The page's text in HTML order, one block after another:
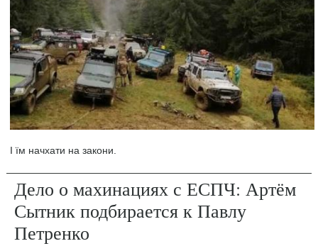
І їм начхати на закони.
Дело о махинациях с ЕСПЧ: Артём
Сытник подбирается к Павлу
Петренко